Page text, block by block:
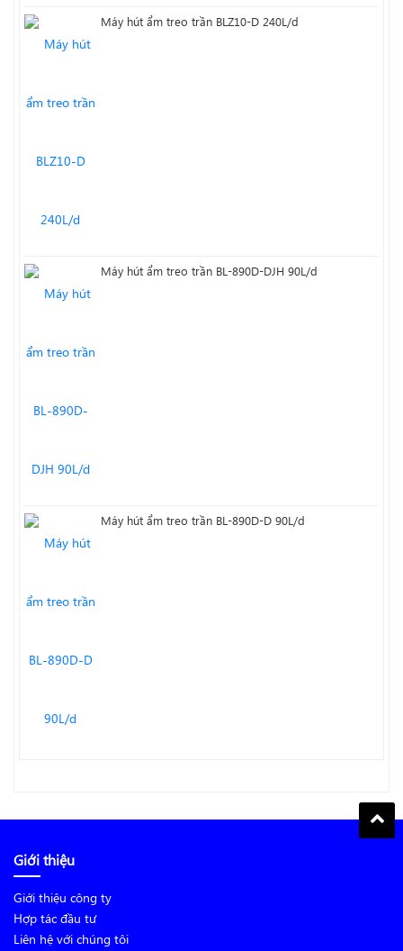
Máy hút ẩm treo trần BLZ10-D 240L/d
Máy hút ẩm treo trần BL-890D-DJH 90L/d
Máy hút ẩm treo trần BL-890D-D 90L/d
Giới thiệu
Giới thiệu công ty
Hợp tác đầu tư
Liên hệ với chúng tôi